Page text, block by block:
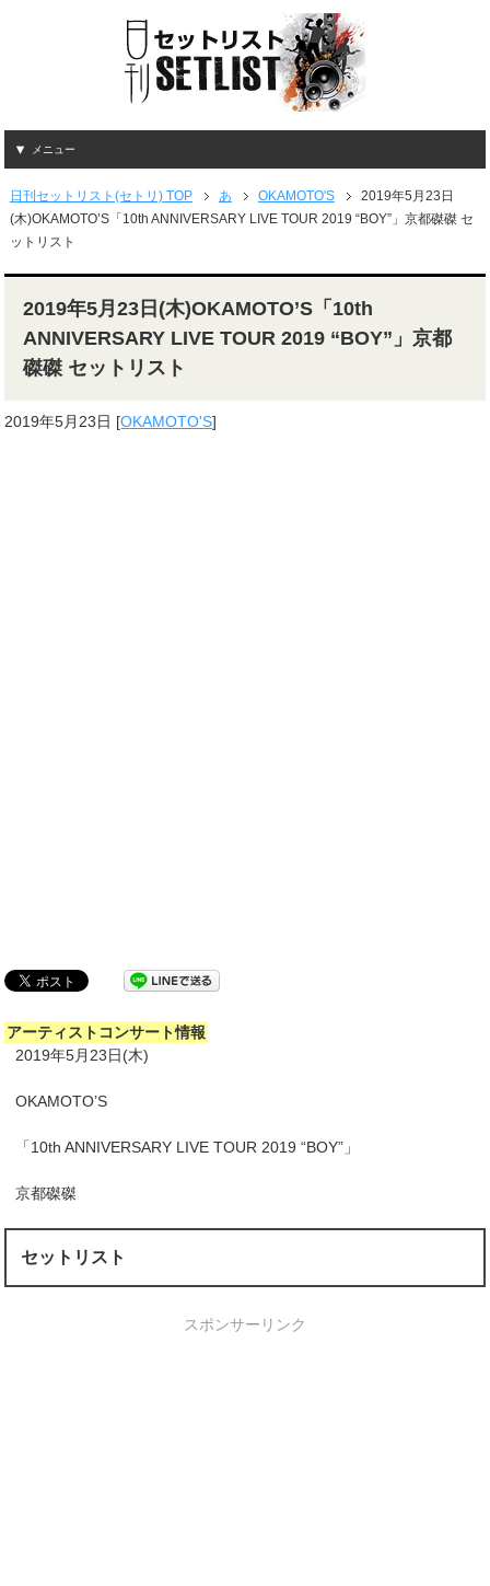
メニュー
日刊セットリスト(セトリ) TOP あ OKAMOTO'S
2019年5月23日
(木)OKAMOTO’S「10th ANNIVERSARY LIVE TOUR 2019 “BOY”」京都磔磔 セ
ットリスト
2019年5月23日(木)OKAMOTO’S「10th
ANNIVERSARY LIVE TOUR 2019 “BOY”」京都
磔磔 セットリスト
2019年5月23日 [OKAMOTO'S]
アーティストコンサート情報
2019年5月23日(木)
OKAMOTO’S
「10th ANNIVERSARY LIVE TOUR 2019 “BOY”」
京都磔磔
セットリスト
スポンサーリンク